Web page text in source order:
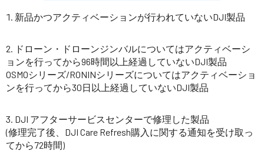
新品かつアクティベーションが行われていないDJI製品
ドローン・ドローンジンバルについてはアクティベーシ
ョンを行ってから96時間以上経過していないDJI製品
OSMOシリーズ/RONINシリーズについてはアクティベーショ
ンを行ってから30日以上経過していないDJI製品
DJI アフターサービスセンターで修理した製品
(修理完了後、DJI Care Refresh購入に関する通知を受け取っ
てから72時間)